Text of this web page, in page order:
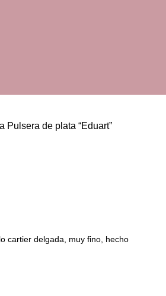
Pulsera de plata “Eduart”
cartier delgada, muy fino, hecho